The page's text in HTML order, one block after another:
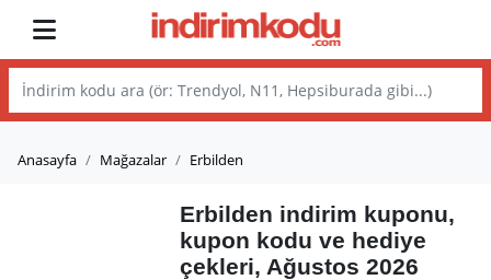
Anasayfa Mağazalar Erbilden
Erbilden indirim kuponu,
kupon kodu ve hediye
çekleri, Ağustos 2026